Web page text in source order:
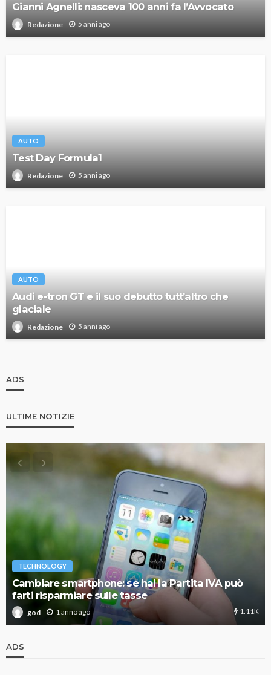
Gianni Agnelli: nasceva 100 anni fa l’Avvocato
Redazione 5 anni ago
AUTO
Test Day Formula1
Redazione 5 anni ago
AUTO
Audi e-tron GT e il suo debutto tutt’altro che
glaciale
Redazione 5 anni ago
ADS
ULTIME NOTIZIE
TECHNOLOGY
Cambiare smartphone: se hai la Partita IVA può
farti risparmiare sulle tasse
god 1 anno ago 1.11K
ADS